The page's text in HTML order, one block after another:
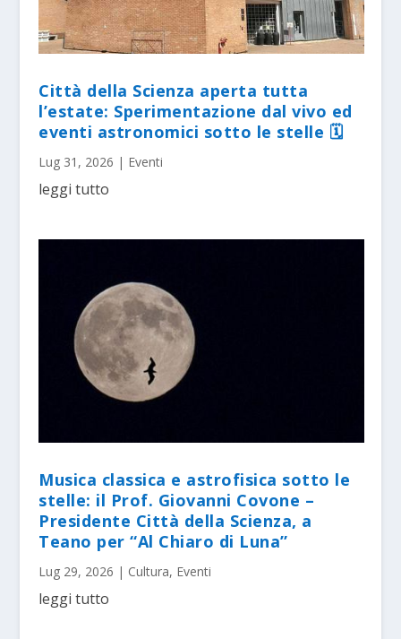
Città della Scienza aperta tutta
l’estate: Sperimentazione dal vivo ed
eventi astronomici sotto le stelle 🗓
Lug 31, 2026 | Eventi
leggi tutto
Musica classica e astrofisica sotto le
stelle: il Prof. Giovanni Covone –
Presidente Città della Scienza, a
Teano per “Al Chiaro di Luna”
Lug 29, 2026 | Cultura, Eventi
leggi tutto